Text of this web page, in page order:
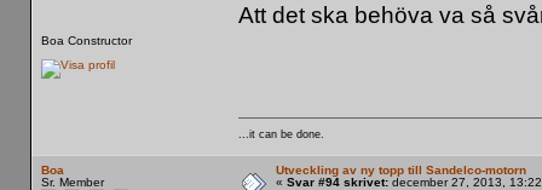
Boa Constructor
Att det ska behöva va så
...it can be done.
Boa
Sr. Member
Utveckling av ny topp till Sandelco-motorn
« Svar #94 skrivet:december 27, 2013,